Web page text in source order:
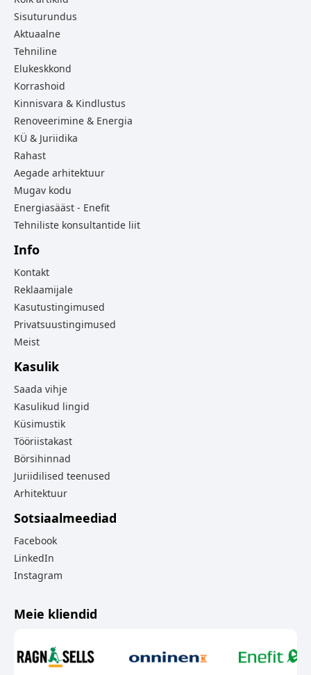
Sisuturundus
Aktuaalne
Tehniline
Elukeskkond
Korrashoid
Kinnisvara & Kindlustus
Renoveerimine & Energia
KÜ & Juriidika
Rahast
Aegade arhitektuur
Mugav kodu
Energiasääst - Enefit
Tehniliste konsultantide liit
Info
Kontakt
Reklaamijale
Kasutustingimused
Privatsuustingimused
Meist
Kasulik
Saada vihje
Kasulikud lingid
Küsimustik
Tööriistakast
Börsihinnad
Juriidilised teenused
Arhitektuur
Sotsiaalmeediad
Facebook
LinkedIn
Instagram
Meie kliendid